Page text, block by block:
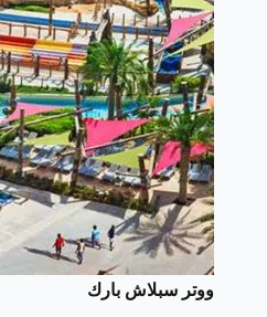
ووتر سبلاش بارك